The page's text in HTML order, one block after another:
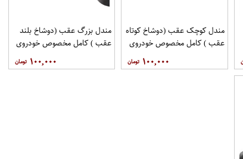
مندل کوچک عقب (دوشاخ کوتاه
عقب ) کامل مخصوص خودروی
JN01Aبرند EEP فروشگاه
۱۰۰,۰۰۰
مندل بزرگ عقب (دوشاخ بلند
عقب ) کامل مخصوص خودروی
JN00Aبرند EEP فروشگاه
۱۰۰,۰۰۰